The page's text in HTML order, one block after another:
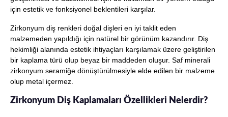
için estetik ve fonksiyonel beklentileri karşılar.
Zirkonyum diş renkleri doğal dişleri en iyi taklit eden
malzemeden yapıldığı için natürel bir görünüm kazandırır. Diş
hekimliği alanında estetik ihtiyaçları karşılamak üzere geliştirilen
bir kaplama türü olup beyaz bir maddeden oluşur. Saf minerali
zirkonyum seramiğe dönüştürülmesiyle elde edilen bir malzeme
olup metal içermez.
Zirkonyum Diş Kaplamaları Özellikleri Nelerdir?